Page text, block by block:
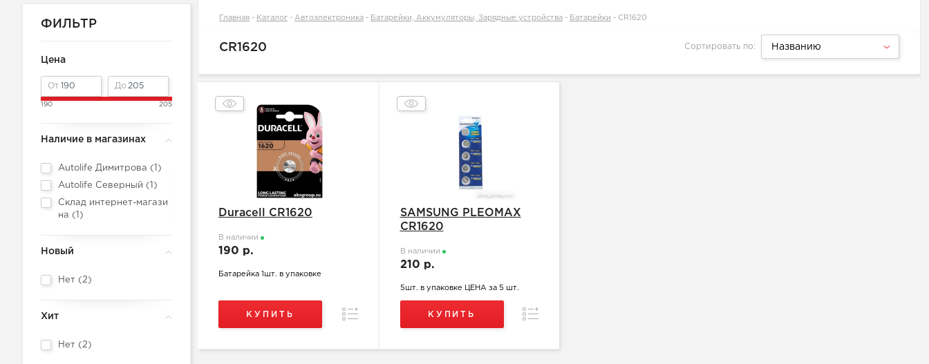
ФИЛЬТР
Цена
От До
190 205
Наличие в магазинах
Autolife Димитрова ( )
Autolife Северный ( )
Склад интернет-магази
на (
)
Новый
Нет ( 2)
Хит
Нет ( 2)
Главная - Каталог - Автоэлектроника - Батарейки, Аккумуляторы, Зарядные устройства - Батарейки - CR1620
CR1620 Сортировать по: Названию
Duracell CR1620
В наличии
190 р.
Батарейка 1шт. в упаковке
КУПИТЬ Сравнение
SAMSUNG PLEOMAX
CR1620
В наличии
210 р.
5шт. в упаковке ЦЕНА за 5 шт.
КУПИТЬ Сравнение